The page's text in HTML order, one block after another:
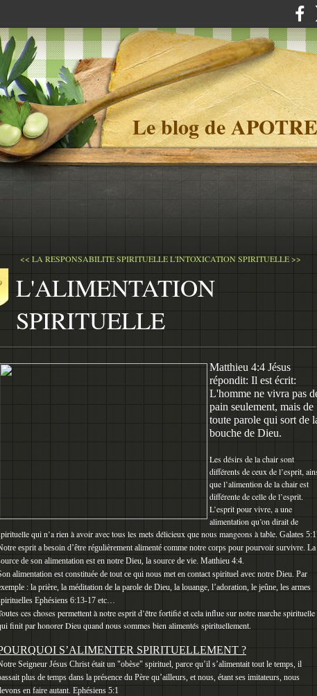
Le blog de
<< LA RESPONSABILITE SPIRITUELLE L'INTOXICATION SPIRITUELLE >>
L'ALIMENTATION
SPIRITUELLE
Matthieu 4:4 Jésus
répondit: Il est écrit:
L'homme ne vivra pas
pain seulement, mais de
toute parole qui sort de
bouche de Dieu.
Les désirs de la chair sont
différents de ceux de l’esprit,
que l’alimention de la chair est
différente de celle de l’esprit.
L’esprit pour vivre, a une
alimentation qu’on dirait de
qui n’a rien à avoir avec tous les mets délicieux que nous mangeons à table. Galates
esprit a besoin d’être régulièrement alimenté comme notre corps pour pourvoir survivre. La
de son alimentation est en notre Dieu, la source de vie. Matthieu 4:4.
alimentation est constituée de tout ce qui nous met en contact spirituel avec notre Dieu. Par
: la prière, la méditation de la parole de Dieu, la louange, l’adoration, le jeûne, les armes
Ephésiens 6:13-17 etc…
ces choses permettent à notre esprit d’être fortifié et cela influe sur notre marche spirituelle
finit par honorer Dieu quand nous sommes bien alimentés spirituellement.
S’ALIMENTER SPIRITUELLEMENT ?
Seigneur Jésus Christ était un "obèse" spirituel, parce qu’il s’alimentait tout le temps, il
plus de temps dans la présence du Père qu’ailleurs, et nous, étant ses imitateurs, nous
en faire autant. Ephésiens 5:1